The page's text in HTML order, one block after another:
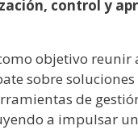
control y
objetivo
sobre
de
a impulsar